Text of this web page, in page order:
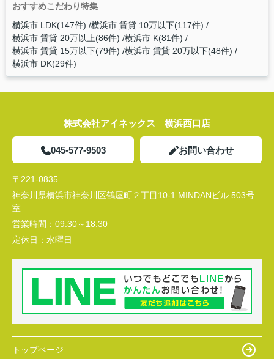
おすすめこだわり特集
横浜市 LDK(147件) 横浜市 賃貸 10万以下(117件)
横浜市 賃貸 20万以上(86件) 横浜市 K(81件)
横浜市 賃貸 15万以下(79件) 横浜市 賃貸 20万以下(48件)
横浜市 DK(29件)
株式会社アイネックス 横浜西口店
045-577-9503 お問い合わせ
〒221-0835
神奈川県横浜市神奈川区鶴屋町２丁目10-1 MINDANビル 503号
室
営業時間： 09:30～18:30
定休日： 水曜日
トップページ